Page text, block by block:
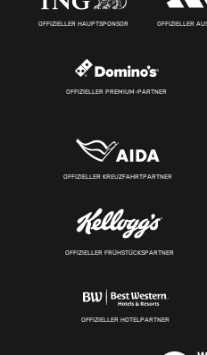
OFFIZIELLER HAUPTSPONSOR OFFIZIELLER
OFFIZIELLER PREMIUM-PARTNER
OFFIZIELLER KREUZFAHRTPARTNER
OFFIZIELLER FRÜHSTÜCKSPARTNER
OFFIZIELLER HOTELPARTNER